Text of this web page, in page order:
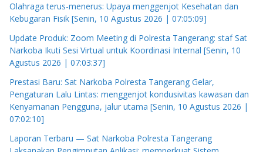
Olahraga terus-menerus: Upaya menggenjot Kesehatan dan
Kebugaran Fisik [Senin, 10 Agustus 2026 | 07:05:09]
Update Produk: Zoom Meeting di Polresta Tangerang: staf Sat
Narkoba Ikuti Sesi Virtual untuk Koordinasi Internal [Senin, 10
Agustus 2026 | 07:03:37]
Prestasi Baru: Sat Narkoba Polresta Tangerang Gelar,
Pengaturan Lalu Lintas: menggenjot kondusivitas kawasan dan
Kenyamanan Pengguna, jalur utama [Senin, 10 Agustus 2026 |
07:02:10]
Laporan Terbaru — Sat Narkoba Polresta Tangerang